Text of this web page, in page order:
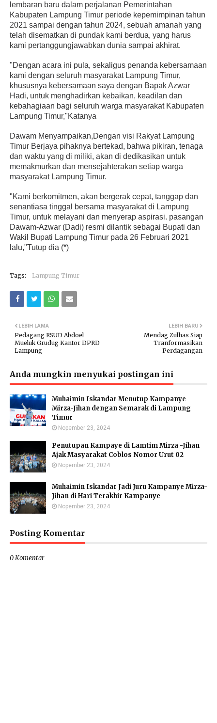
lembaran baru dalam perjalanan Pemerintahan
Kabupaten Lampung Timur periode kepemimpinan tahun
2021 sampai dengan tahun 2024, sebuah amanah yang
telah disematkan di pundak kami berdua, yang harus
kami pertanggungjawabkan dunia sampai akhirat.
"Dengan acara ini pula, sekaligus penanda kebersamaan
kami dengan seluruh masyarakat Lampung Timur,
khususnya kebersamaan saya dengan Bapak Azwar
Hadi, untuk menghadirkan kebaikan, keadilan dan
kebahagiaan bagi seluruh warga masyarakat Kabupaten
Lampung Timur,"Katanya
Dawam Menyampaikan,Dengan visi Rakyat Lampung
Timur Berjaya pihaknya bertekad, bahwa pikiran, tenaga
dan waktu yang di miliki, akan di dedikasikan untuk
memakmurkan dan mensejahterakan setiap warga
masyarakat Lampung Timur.
"Kami berkomitmen, akan bergerak cepat, tanggap dan
senantiasa tinggal bersama masyarakat di Lampung
Timur, untuk melayani dan menyerap aspirasi. pasangan
Dawam-Azwar (Dadi) resmi dilantik sebagai Bupati dan
Wakil Bupati Lampung Timur pada 26 Februari 2021
lalu,"Tutup dia (*)
Tags: Lampung Timur
LEBIH BARU
Mendag Zulhas Siap
Tranformasikan
Perdagangan
LEBIH LAMA
Pedagang RSUD Abdoel
Mueluk Grudug Kantor DPRD
Lampung
Anda mungkin menyukai postingan ini
Muhaimin Iskandar Menutup Kampanye
Mirza-Jihan dengan Semarak di Lampung
Timur
Nopember 23, 2024
Penutupan Kampaye di Lamtim Mirza -Jihan
Ajak Masyarakat Coblos Nomor Urut 02
Nopember 23, 2024
Muhaimin Iskandar Jadi Juru Kampanye Mirza-
Jihan di Hari Terakhir Kampanye
Nopember 23, 2024
Posting Komentar
0 Komentar